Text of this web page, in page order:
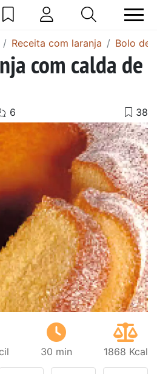
Receita com laranja Bolo de
com calda de
30 min 1868 Kcal